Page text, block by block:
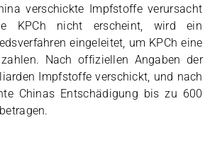
verschickte Impfstoffe verursacht
KPCh nicht erscheint, wird ein
eingeleitet, um KPCh eine
Nach offiziellen Angaben der
Impfstoffe verschickt, und nach
Chinas Entschädigung bis zu 600